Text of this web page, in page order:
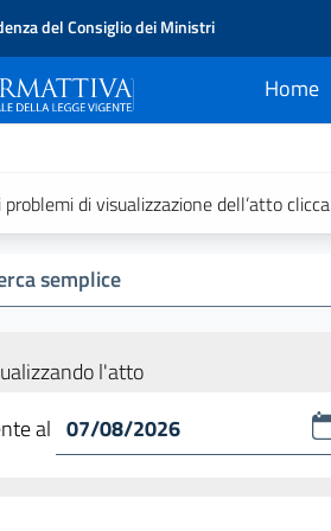
del Consiglio dei Ministri
Home
current
problemi di visualizzazione dell’atto clicca
semplice
l'atto
al